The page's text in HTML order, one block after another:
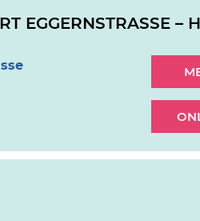
EGGERNSTRASSE –